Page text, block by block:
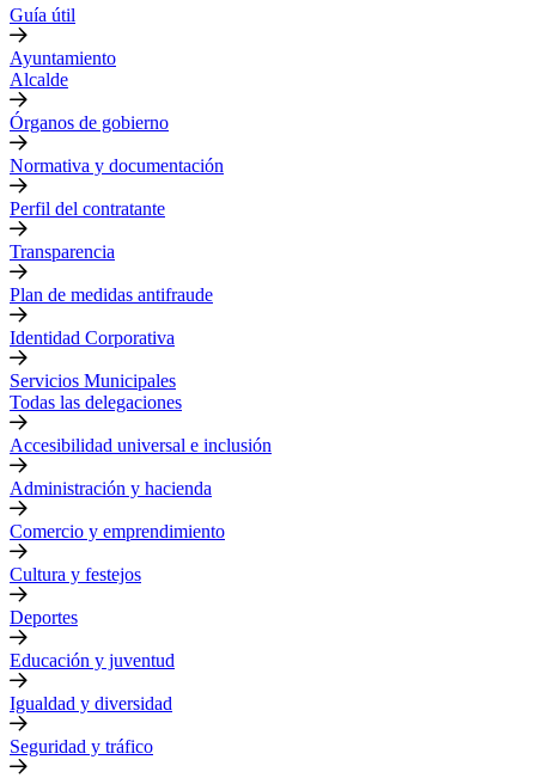
Guía útil
Ayuntamiento
Alcalde
Órganos de gobierno
Normativa y documentación
Perfil del contratante
Transparencia
Plan de medidas antifraude
Identidad Corporativa
Servicios Municipales
Todas las delegaciones
Accesibilidad universal e inclusión
Administración y hacienda
Comercio y emprendimiento
Cultura y festejos
Deportes
Educación y juventud
Igualdad y diversidad
Seguridad y tráfico